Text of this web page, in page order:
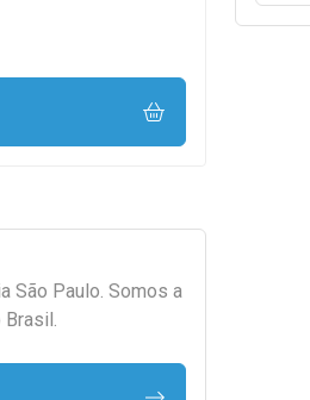
São Paulo. Somos a
Brasil.